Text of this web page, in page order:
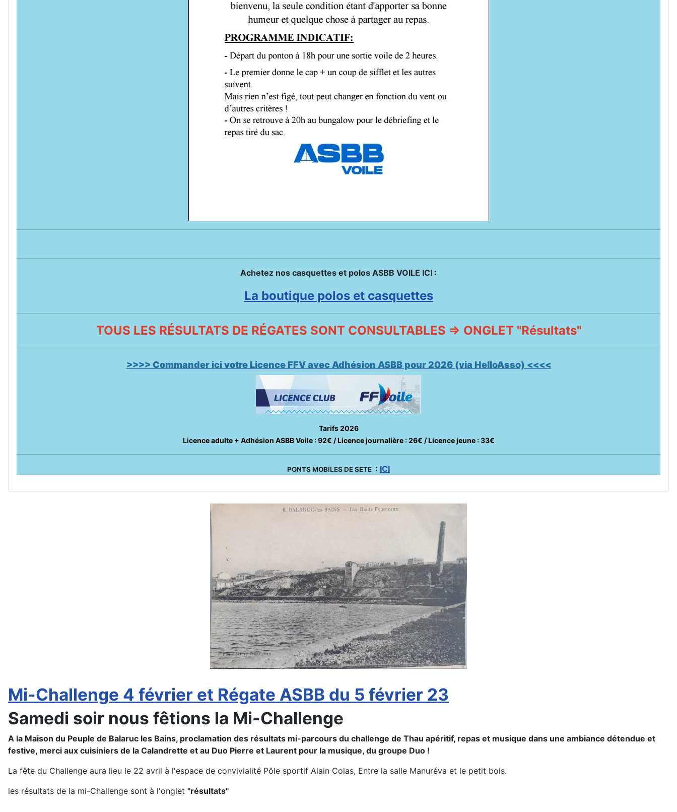
Achetez nos casquettes et polos ASBB VOILE ICI :
La boutique polos et casquettes
TOUS LES RÉSULTATS DE RÉGATES SONT CONSULTABLES => ONGLET "Résultats"
>>>> Commander ici votre Licence FFV avec Adhésion ASBB pour 2026 (via HelloAsso) <<<<
Tarifs 2026
Licence adulte + Adhésion ASBB Voile : 92€ / Licence journalière : 26€ / Licence jeune : 33€
PONTS MOBILES DE SETE : ICI
Mi-Challenge 4 février et Régate ASBB du 5 février 23
Samedi soir nous fêtions la Mi-Challenge
A la Maison du Peuple de Balaruc les Bains, proclamation des résultats mi-parcours du challenge de Thau apéritif, repas et musique dans une ambiance détendue et
festive, merci aux cuisiniers de la Calandrette et au Duo Pierre et Laurent pour la musique, du groupe Duo !
La fête du Challenge aura lieu le 22 avril à l'espace de convivialité Pôle sportif Alain Colas, Entre la salle Manuréva et le petit bois.
les résultats de la mi-Challenge sont à l'onglet "résultats"